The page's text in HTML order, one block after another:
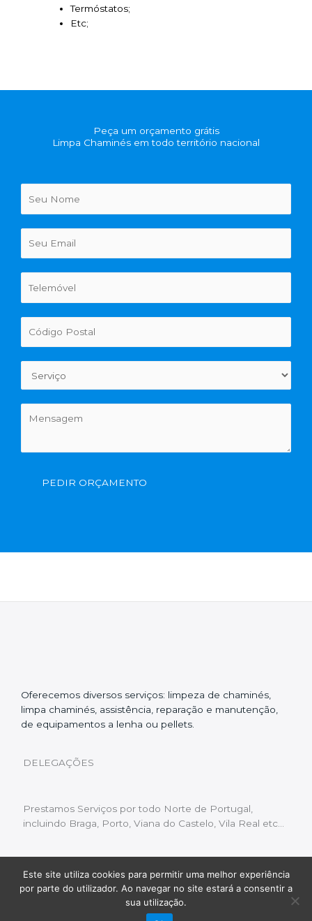
Termóstatos;
Etc;
Peça um orçamento grátis
Limpa Chaminés em todo território nacional
PEDIR ORÇAMENTO
Oferecemos diversos serviços: limpeza de chaminés,
limpa chaminés, assistência, reparação e manutenção,
de equipamentos a lenha ou pellets.
DELEGAÇÕES
Prestamos Serviços por todo Norte de Portugal,
incluindo Braga, Porto, Viana do Castelo, Vila Real etc…
Livro de Reclamações | Política de Privacidade
Copyright © 2022 Limpeza Chaminés | Desenvolvido
Fluxo Digital – a inovar a web
Este site utiliza cookies para permitir uma melhor experiência
por parte do utilizador. Ao navegar no site estará a consentir a
sua utilização.